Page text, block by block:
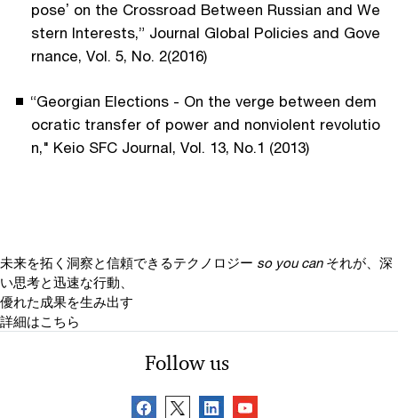
poseʼ on the Crossroad Between Russian and We
stern Interests,” Journal Global Policies and Gove
rnance, Vol. 5, No. 2(2016)
“Georgian Elections - On the verge between dem
ocratic transfer of power and nonviolent revolutio
n," Keio SFC Journal, Vol. 13, No.1 (2013)
未来を拓く洞察と信頼できるテクノロジー so you can それが、深
い思考と迅速な行動、
優れた成果を生み出す
詳細はこちら
Follow us